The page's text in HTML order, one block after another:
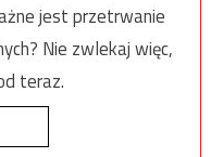
jest przetrwanie
Nie zwlekaj więc,
teraz.